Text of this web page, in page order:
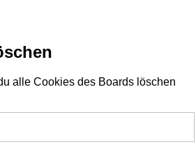
alle Cookies des Boards löschen